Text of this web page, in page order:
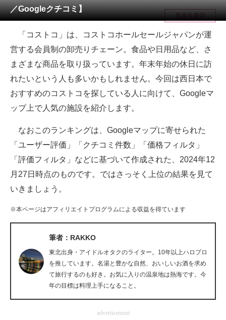
メディア
注目記事を集めた総合ページ
ITの今と未来を見通す
スマホと通信の最新トレンド
進化するPCとデバイスの未来
好きが集まる 比べて選べる
ビジネスと働き方のヒント
企業ITのトレンドを詳説
ITエンジニア向け専門サイト
企業向けIT製品の総合サイト
IT製品の技術・比較・事例
／Googleクチコミ】
目次を表示
「コストコ」は、コストコホールセールジャパンが運
営する会員制の卸売りチェーン。食品や日用品など、さ
まざまな商品を取り扱っています。年末年始の休日に訪
れたいという人も多いかもしれません。今回は西日本で
おすすめのコストコを探している人に向けて、Googleマ
ップ上で人気の施設を紹介します。
なおこのランキングは、Googleマップに寄せられた
「ユーザー評価」「クチコミ件数」「価格フィルタ」
「評価フィルタ」などに基づいて作成された、2024年12
月27日時点のものです。ではさっそく上位の結果を見て
いきましょう。
※本ページはアフィリエイトプログラムによる収益を得ています
筆者：RAKKO
東北出身・アイドルオタクのライター。10年以上ハロプロ
を推しています。名湯と豊かな自然、おいしいお酒を求め
て旅行するのも好き。お気に入りの温泉地は熱海です。今
年の目標は料理上手になること。
advertisement